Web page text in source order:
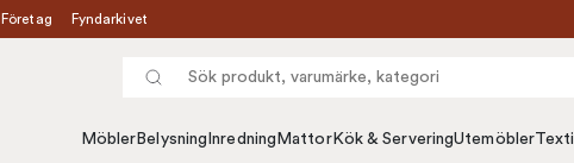
Företag Fyndarkivet
Möbler Belysning Inredning MattorKök & ServeringUtemöblerTextil